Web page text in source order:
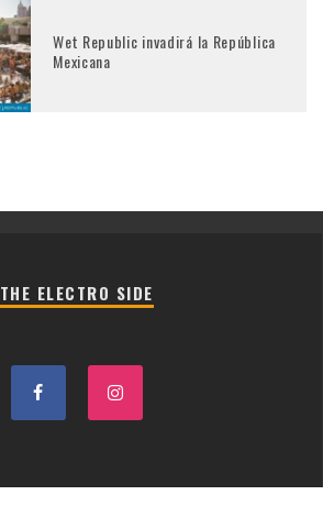
Wet Republic invadirá la República
Mexicana
THE ELECTRO SIDE